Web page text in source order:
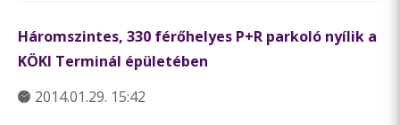
Háromszintes, 330 férőhelyes P+R parkoló nyílik a
KÖKI Terminál épületében
2014.01.29. 15:42